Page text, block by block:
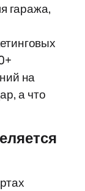
гаража,
на
а что